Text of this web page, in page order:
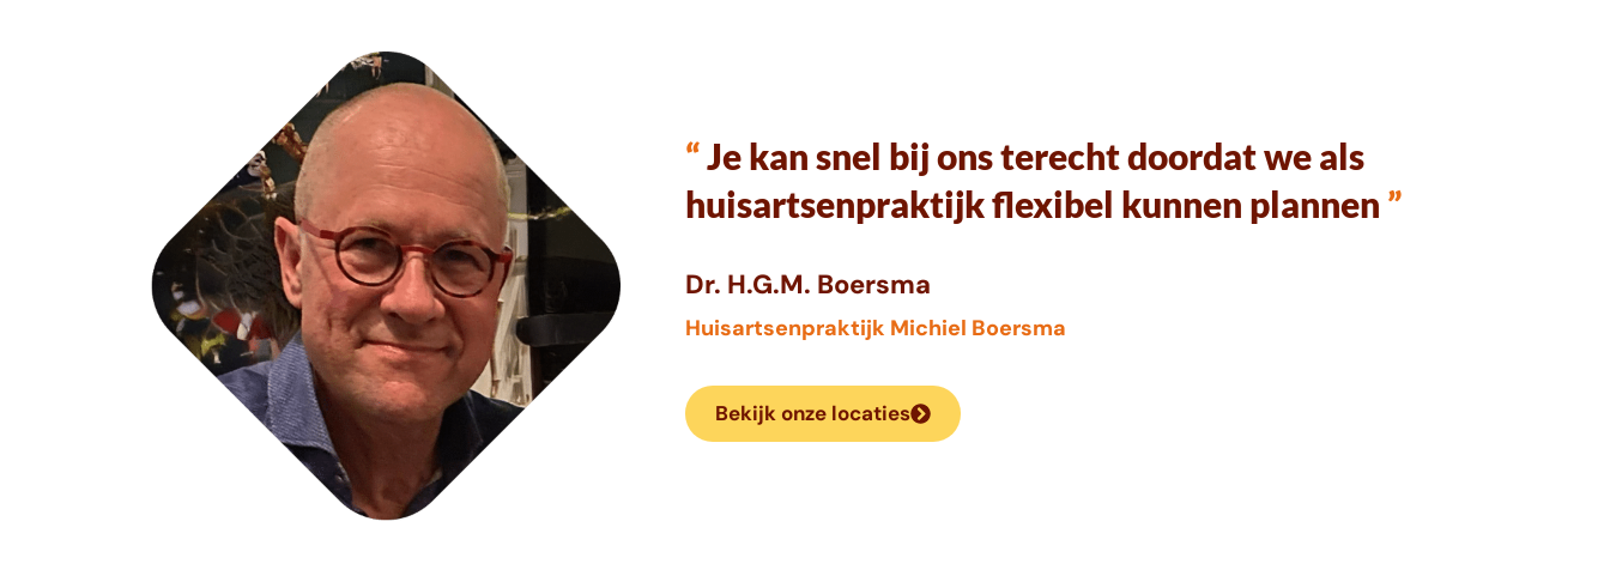
“Je kan snel bij ons terecht doordat we als
huisartsenpraktijk flexibel kunnen plannen ”
Dr. H.G.M. Boersma
Huisartsenpraktijk Michiel Boersma
Bekijk onze locaties